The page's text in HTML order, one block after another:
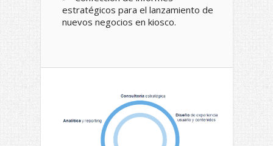
estratégicos para el lanzamiento de
nuevos negocios en kiosco.